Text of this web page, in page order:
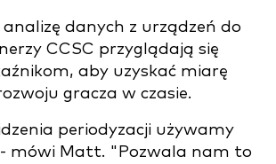
analizę danych z urządzeń do
CCSC przyglądają się
aby uzyskać miarę
gracza w czasie.
periodyzacji używamy
mówi Matt. "Pozwala nam to